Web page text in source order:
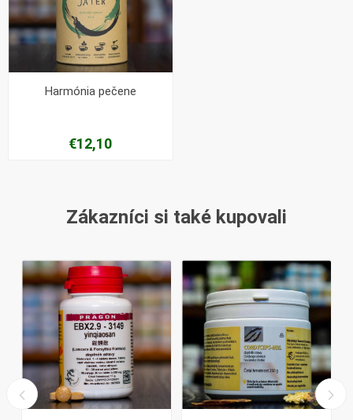
Harmónia pečene
€12,10
Zákazníci si také kupovali